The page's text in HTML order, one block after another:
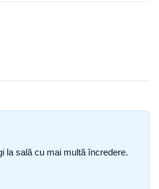
la sală cu mai multă încredere.